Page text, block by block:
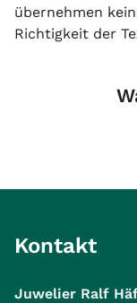
übernehmen
Richtigkeit der
Kontakt
Juwelier Ralf